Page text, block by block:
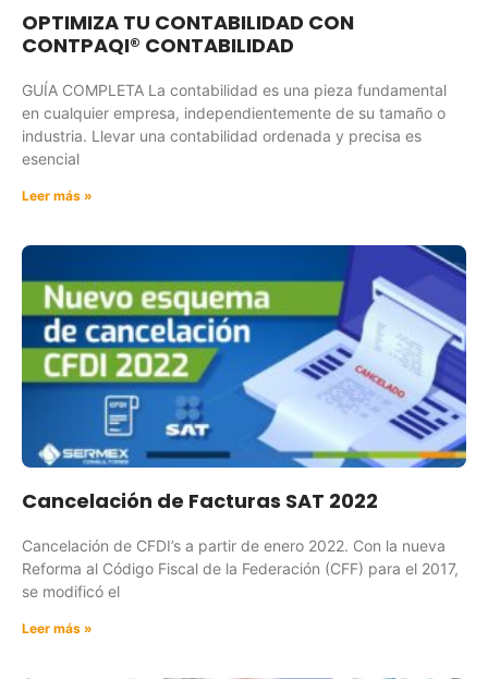
OPTIMIZA TU CONTABILIDAD CON
CONTPAQI® CONTABILIDAD
GUÍA COMPLETA La contabilidad es una pieza fundamental
en cualquier empresa, independientemente de su tamaño o
industria. Llevar una contabilidad ordenada y precisa es
esencial
Leer más »
Cancelación de Facturas SAT 2022
Cancelación de CFDI’s a partir de enero 2022. Con la nueva
Reforma al Código Fiscal de la Federación (CFF) para el 2017,
se modificó el
Leer más »